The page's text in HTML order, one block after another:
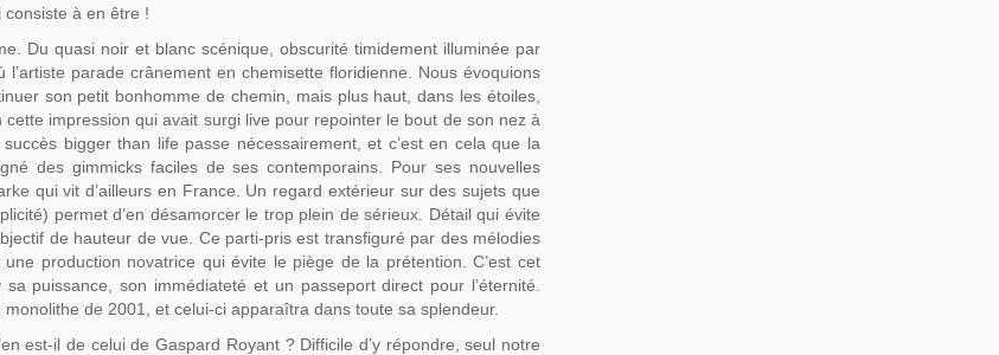
à en être !
Du quasi noir et blanc scénique, obscurité timidement illuminée par
parade crânement en chemisette floridienne. Nous évoquions
son petit bonhomme de chemin, mais plus haut, dans les étoiles,
impression qui avait surgi live pour repointer le bout de son nez à
bigger than life passe nécessairement, et c’est en cela que la
des gimmicks faciles de ses contemporains. Pour ses nouvelles
qui vit d’ailleurs en France. Un regard extérieur sur des sujets que
permet d’en désamorcer le trop plein de sérieux. Détail qui évite
de hauteur de vue. Ce parti-pris est transfiguré par des mélodies
production novatrice qui évite le piège de la prétention. C’est cet
sa puissance, son immédiateté et un passeport direct pour l’éternité.
de 2001, et celui-ci apparaîtra dans toute sa splendeur.
est-il de celui de Gaspard Royant ? Difficile d’y répondre, seul notre